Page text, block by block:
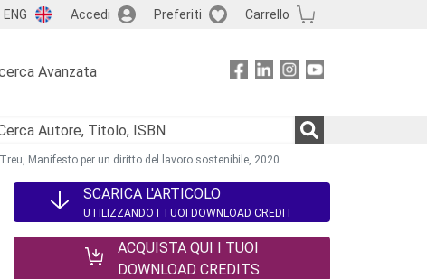
ENG Accedi Preferiti Carrello
Avanzata
Manifesto per un diritto del lavoro sostenibile, 2020
SCARICA L'ARTICOLO
UTILIZZANDO I TUOI DOWNLOAD CREDIT
ACQUISTA QUI I TUOI
DOWNLOAD CREDITS